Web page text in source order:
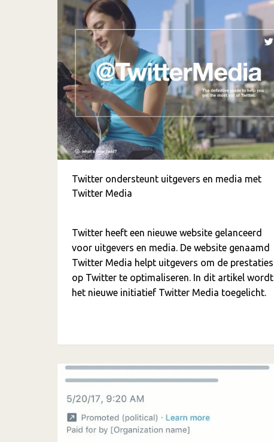
Twitter ondersteunt uitgevers en media met
Twitter Media
Twitter heeft een nieuwe website gelanceerd
voor uitgevers en media. De website genaamd
Twitter Media helpt uitgevers om de prestaties
op Twitter te optimaliseren. In dit artikel wordt
het nieuwe initiatief Twitter Media toegelicht.